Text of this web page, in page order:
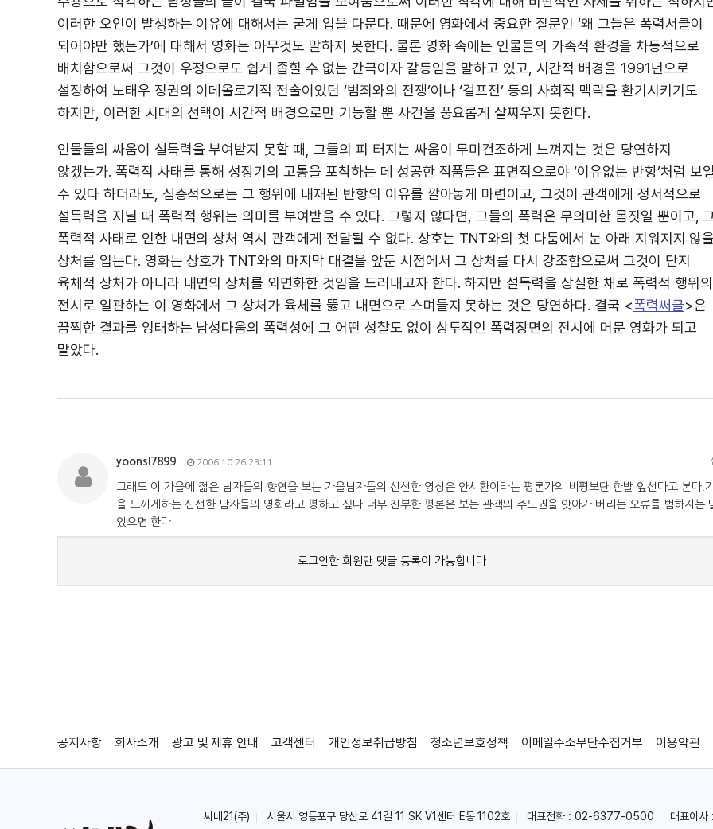
이러한 오인이 발생하는 이유에 대해서는 굳게 입을 다문다. 때문에 영화에서 중요한 질문인 ‘왜 그들은 폭력서클이
되어야만 했는가’에 대해서 영화는 아무것도 말하지 못한다. 물론 영화 속에는 인물들의 가족적 환경을 차등적으로
배치함으로써 그것이 우정으로도 쉽게 좁힐 수 없는 간극이자 갈등임을 말하고 있고, 시간적 배경을 1991년으로
설정하여 노태우 정권의 이데올로기적 전술이었던 ‘범죄와의 전쟁’이나 ‘걸프전’ 등의 사회적 맥락을 환기시키기도
하지만, 이러한 시대의 선택이 시간적 배경으로만 기능할 뿐 사건을 풍요롭게 살찌우지 못한다.
인물들의 싸움이 설득력을 부여받지 못할 때, 그들의 피 터지는 싸움이 무미건조하게 느껴지는 것은 당연하지
않겠는가. 폭력적 사태를 통해 성장기의 고통을 포착하는 데 성공한 작품들은 표면적으로야 ‘이유없는 반항’처럼 보
수 있다 하더라도, 심층적으로는 그 행위에 내재된 반항의 이유를 깔아놓게 마련이고, 그것이 관객에게 정서적으로
설득력을 지닐 때 폭력적 행위는 의미를 부여받을 수 있다. 그렇지 않다면, 그들의 폭력은 무의미한 몸짓일 뿐이고,
폭력적 사태로 인한 내면의 상처 역시 관객에게 전달될 수 없다. 상호는 TNT와의 첫 다툼에서 눈 아래 지워지지 않
상처를 입는다. 영화는 상호가 TNT와의 마지막 대결을 앞둔 시점에서 그 상처를 다시 강조함으로써 그것이 단지
육체적 상처가 아니라 내면의 상처를 외면화한 것임을 드러내고자 한다. 하지만 설득력을 상실한 채로 폭력적 행위의
전시로 일관하는 이 영화에서 그 상처가 육체를 뚫고 내면으로 스며들지 못하는 것은 당연하다. 결국 <폭력써클>은
끔찍한 결과를 잉태하는 남성다움의 폭력성에 그 어떤 성찰도 없이 상투적인 폭력장면의 전시에 머문 영화가 되고
말았다.
공지사항 회사소개 광고 및 제휴 안내 고객센터 개인정보취급방침 청소년보호정책 이메일주소무단수집거부 이용약관
씨네21(주) 서울시 영등포구 당산로 41길 11 SK V1센터 E동 1102호 대표전화 : 02-6377-0500
대표이사